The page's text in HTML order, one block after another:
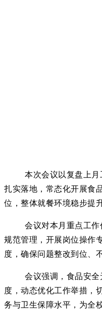
本次会议以复盘上
扎实落地，常态化开展食
位，整体就餐环境稳步提
会议对本月重点工
规范管理，开展岗位操作
度，确保问题整改到位、
会议强调，食品安
度，动态优化工作举措，
务与卫生保障水平，为全